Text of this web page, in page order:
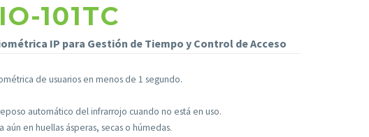
101TC
IP para Gestión de Tiempo y Control de Acceso
de usuarios en menos de 1 segundo.
automático del infrarrojo cuando no está en uso.
aún en huellas ásperas, secas o húmedas.